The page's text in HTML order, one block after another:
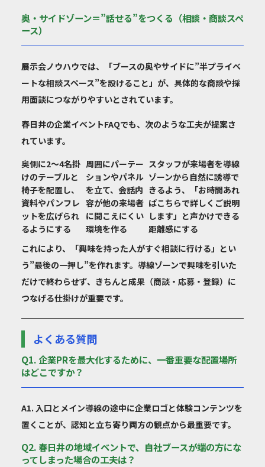
奥・サイドゾーン＝”話せる”をつくる（相談・商談スペ
ース）
展示会ノウハウでは、「ブースの奥やサイドに”半プライベ
ートな相談スペース”を設けること」が、具体的な商談や採
用面談につながりやすいとされています。
春日井の企業イベントFAQでも、次のような工夫が提案さ
れています。
奥側に2〜4名掛
けのテーブルと
椅子を配置し、
資料やパンフレ
ットを広げられ
るようにする
周囲にパーテー
ションやパネル
を立て、会話内
容が他の来場者
に聞こえにくい
環境を作る
スタッフが来場者を導線
ゾーンから自然に誘導で
きるよう、「お時間あれ
ばこちらで詳しくご説明
します」と声かけできる
距離感にする
これにより、「興味を持った人がすぐ相談に行ける」とい
う”最後の一押し”を作れます。導線ゾーンで興味を引いた
だけで終わらせず、きちんと成果（商談・応募・登録）に
つなげる仕掛けが重要です。
よくある質問
Q1. 企業PRを最大化するために、一番重要な配置場所
はどこですか？
A1. 入口とメイン導線の途中に企業ロゴと体験コンテンツを
置くことが、認知と立ち寄り両方の観点から最重要です。
Q2. 春日井の地域イベントで、自社ブースが端の方にな
ってしまった場合の工夫は？